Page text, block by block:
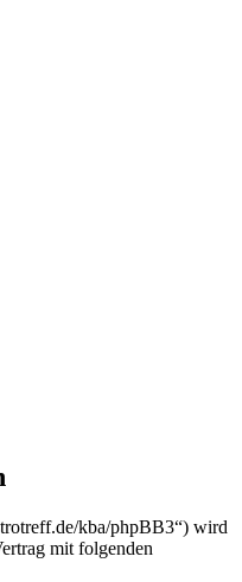
kba/phpBB3“) wird
mit folgenden